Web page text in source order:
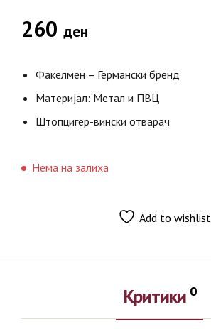
260 ден
Факелмен – Германски бренд
Материјал: Метал и ПВЦ
Штопцигер-вински отварач
Нема на залиха
Add to wishlist
Критики 0